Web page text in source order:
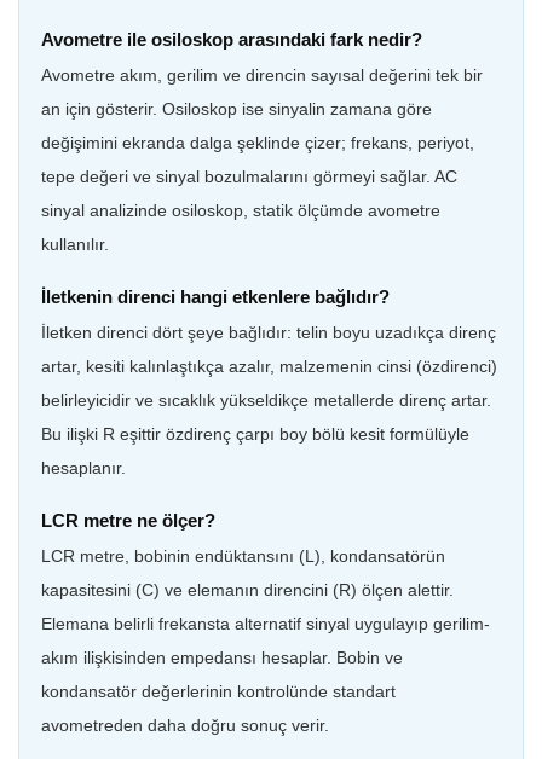
Avometre ile osiloskop arasındaki fark nedir?
Avometre akım, gerilim ve direncin sayısal değerini tek bir
an için gösterir. Osiloskop ise sinyalin zamana göre
değişimini ekranda dalga şeklinde çizer; frekans, periyot,
tepe değeri ve sinyal bozulmalarını görmeyi sağlar. AC
sinyal analizinde osiloskop, statik ölçümde avometre
kullanılır.
İletkenin direnci hangi etkenlere bağlıdır?
İletken direnci dört şeye bağlıdır: telin boyu uzadıkça direnç
artar, kesiti kalınlaştıkça azalır, malzemenin cinsi (özdirenci)
belirleyicidir ve sıcaklık yükseldikçe metallerde direnç artar.
Bu ilişki R eşittir özdirenç çarpı boy bölü kesit formülüyle
hesaplanır.
LCR metre ne ölçer?
LCR metre, bobinin endüktansını (L), kondansatörün
kapasitesini (C) ve elemanın direncini (R) ölçen alettir.
Elemana belirli frekansta alternatif sinyal uygulayıp gerilim-
akım ilişkisinden empedansı hesaplar. Bobin ve
kondansatör değerlerinin kontrolünde standart
avometreden daha doğru sonuç verir.